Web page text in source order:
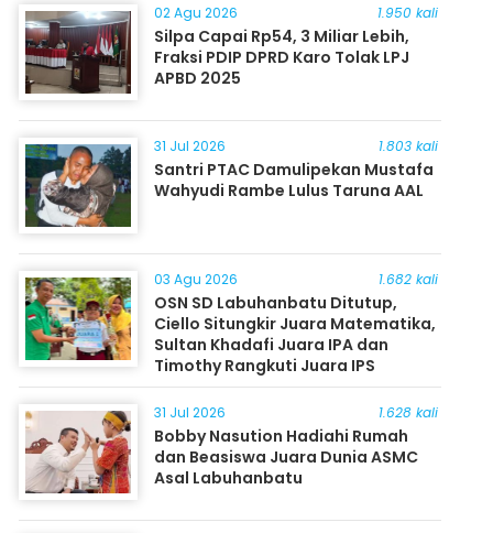
02 Agu 2026 1.950 kali
Silpa Capai Rp54, 3 Miliar Lebih,
Fraksi PDIP DPRD Karo Tolak LPJ
APBD 2025
31 Jul 2026 1.803 kali
Santri PTAC Damulipekan Mustafa
Wahyudi Rambe Lulus Taruna AAL
03 Agu 2026 1.682 kali
OSN SD Labuhanbatu Ditutup,
Ciello Situngkir Juara Matematika,
Sultan Khadafi Juara IPA dan
Timothy Rangkuti Juara IPS
31 Jul 2026 1.628 kali
Bobby Nasution Hadiahi Rumah
dan Beasiswa Juara Dunia ASMC
Asal Labuhanbatu